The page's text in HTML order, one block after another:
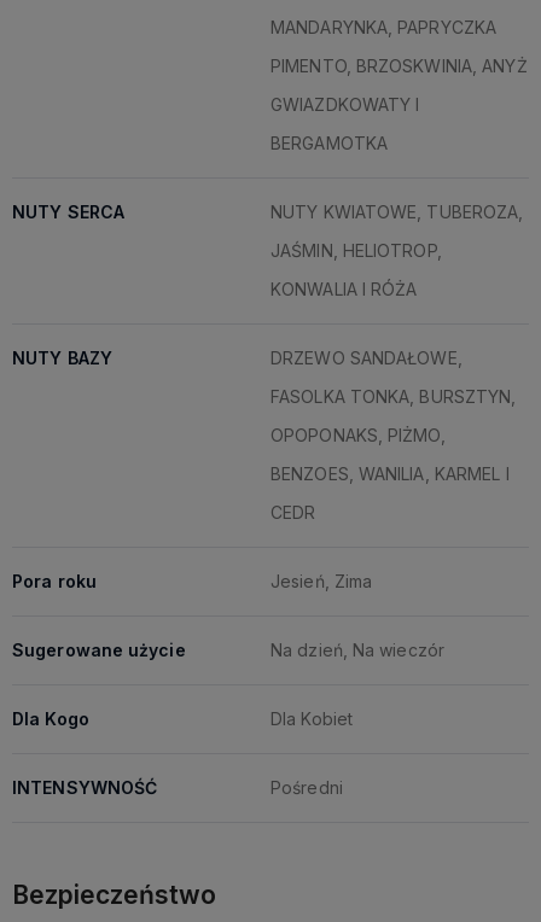
MANDARYNKA, PAPRYCZKA
PIMENTO, BRZOSKWINIA, ANYŻ
GWIAZDKOWATY I
BERGAMOTKA
NUTY SERCA
NUTY KWIATOWE, TUBEROZA,
JAŚMIN, HELIOTROP,
KONWALIA I RÓŻA
NUTY BAZY
DRZEWO SANDAŁOWE,
FASOLKA TONKA, BURSZTYN,
OPOPONAKS, PIŻMO,
BENZOES, WANILIA, KARMEL I
CEDR
Pora roku Jesień, Zima
Sugerowane użycie Na dzień, Na wieczór
Dla Kogo Dla Kobiet
INTENSYWNOŚĆ Pośredni
Bezpieczeństwo